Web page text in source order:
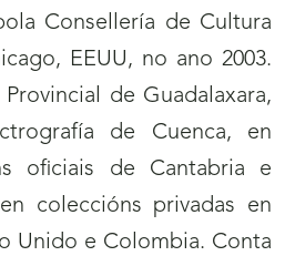
Consellería de Cultura
EEUU, no ano 2003.
de Guadalaxara,
de Cuenca, en
oficiais de Cantabria e
coleccións privadas en
Unido e Colombia. Conta